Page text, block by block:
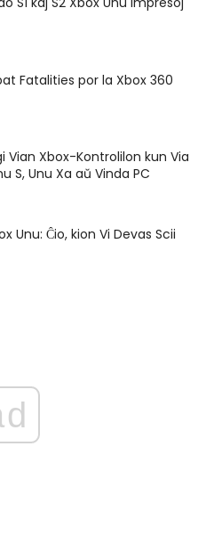
Fatalities por la Xbox 360
Vian Xbox-Kontrolilon kun Via
S, Unu Xa aŭ Vinda PC
Unu: Ĉio, kion Vi Devas Scii